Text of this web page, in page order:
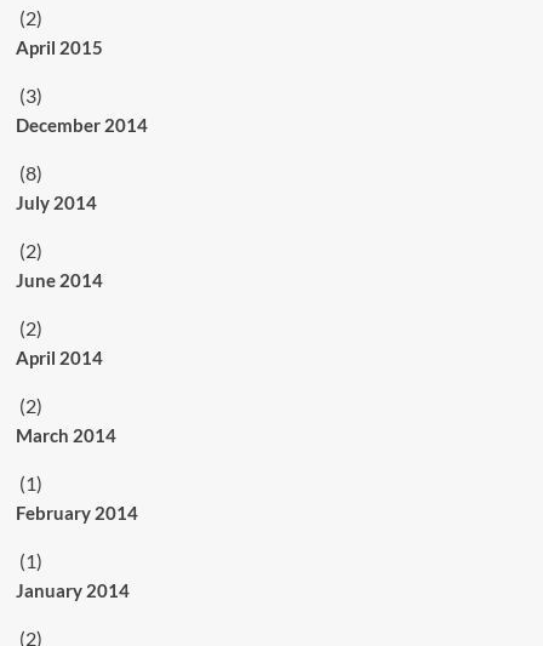
(2)
April 2015
(3)
December 2014
(8)
July 2014
(2)
June 2014
(2)
April 2014
(2)
March 2014
(1)
February 2014
(1)
January 2014
(2)